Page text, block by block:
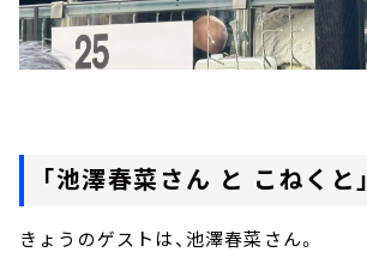
「池澤春菜さん と こねくと」
きょうのゲストは、池澤春菜さん。